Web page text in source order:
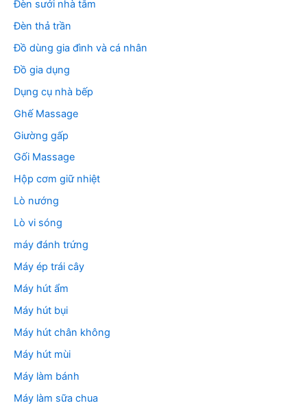
Đèn sưởi nhà tắm
Đèn thả trần
Đồ dùng gia đình và cá nhân
Đồ gia dụng
Dụng cụ nhà bếp
Ghế Massage
Giường gấp
Gối Massage
Hộp cơm giữ nhiệt
Lò nướng
Lò vi sóng
máy đánh trứng
Máy ép trái cây
Máy hút ẩm
Máy hút bụi
Máy hút chân không
Máy hút mùi
Máy làm bánh
Máy làm sữa chua